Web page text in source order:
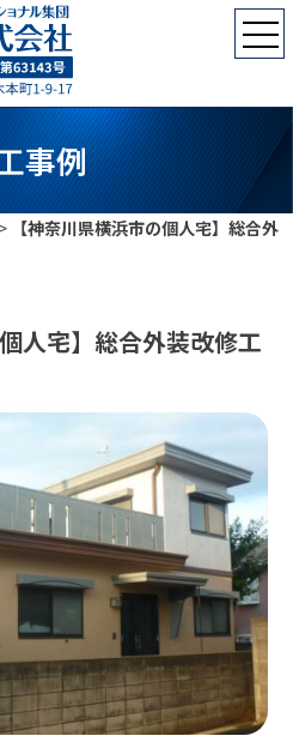
事例
> 【神奈川県横浜市の個人宅】総合外
人宅】総合外装改修工